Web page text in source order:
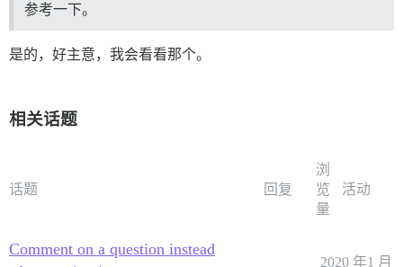
参考一下。
是的，好主意，我会看看那个。
相关话题
话题 回复
浏
览
量
活动
Comment on a question instead
2020 年1 月